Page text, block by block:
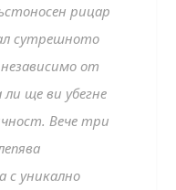
рицар
сутрешното
от
ли ще ви убегне
Вече три
с уникално